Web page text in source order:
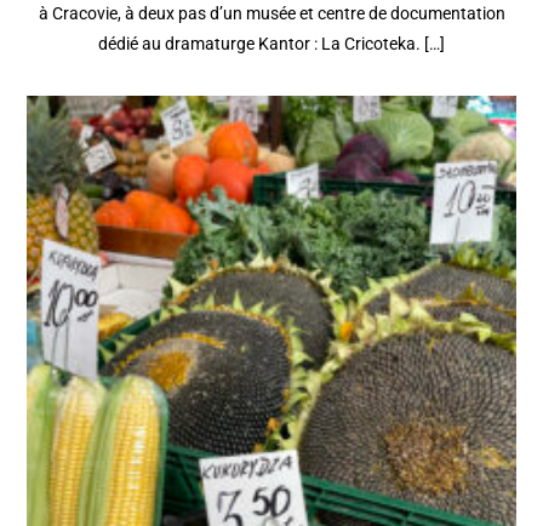
à Cracovie, à deux pas d’un musée et centre de documentation
dédié au dramaturge Kantor : La Cricoteka. […]